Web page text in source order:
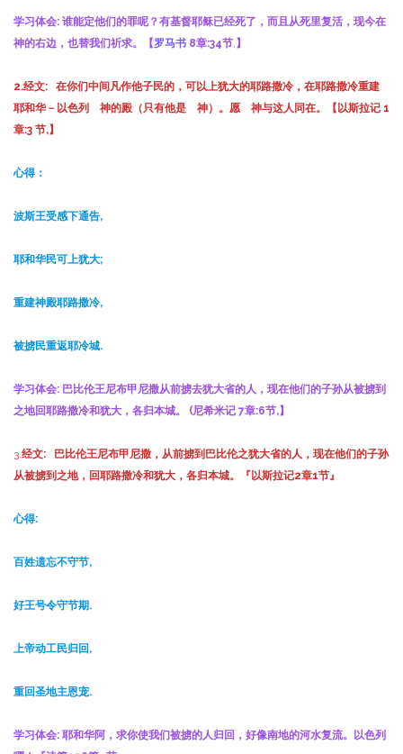
学习体会: 谁能定他们的罪呢？有基督耶稣已经死了，而且从死里复活，现今在
神的右边，也替我们祈求。
【罗马书 8章:34节, 】
2.经文:
在你们中间凡作他子民的，可以上犹大的耶路撒冷，在耶路撒冷重建
耶和华－以色列 神的殿（只有他是 神）。愿 神与这人同在。
【以斯拉记 1
章:3 节,】
心得：
波斯王受感下通告,
耶和华民可上犹大;
重建神殿耶路撒冷,
被掳民重返耶冷城.
学习体会: 巴比伦王尼布甲尼撒从前掳去犹大省的人，现在他们的子孙从被掳到
之地回耶路撒冷和犹大，各归本城。 (尼希米记 7章:6节,】
3.经文: 巴比伦王尼布甲尼撒，从前掳到巴比伦之犹大省的人，现在他们的子孙
从被掳到之地，回耶路撒冷和犹大，各归本城。『以斯拉记2章1节』
心得:
百姓遗忘不守节,
好王号令守节期.
上帝动工民归回,
重回圣地主恩宠.
学习体会: 耶和华阿，求你使我们被掳的人归回，好像南地的河水复流。以色列